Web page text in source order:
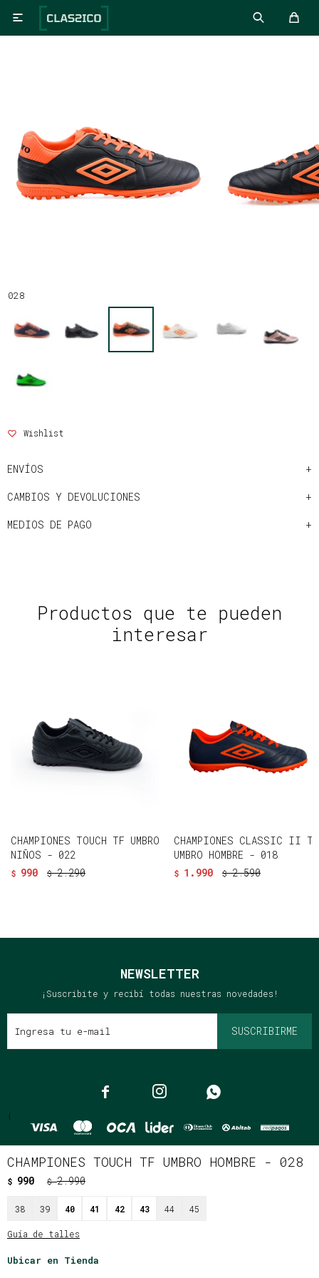

028
CHAMPIONES TOUCH TF UMBRO HOMBRE - 028
$ 990 $ 2.990
38 39 40 41 42 43 44 45
Guía de talles
Ubicar en Tienda
ENVÍOS
CAMBIOS Y DEVOLUCIONES
MEDIOS DE PAGO
Productos que te pueden
interesar
CHAMPIONES TOUCH TF UMBRO
NIÑOS - 022
$ 990 $ 2.290
CHAMPIONES CLASSIC II TF
UMBRO HOMBRE - 018
$ 1.990 $ 2.590
NEWSLETTER
¡Suscribite y recibí todas nuestras novedades!
SUSCRIBIRME
  
{